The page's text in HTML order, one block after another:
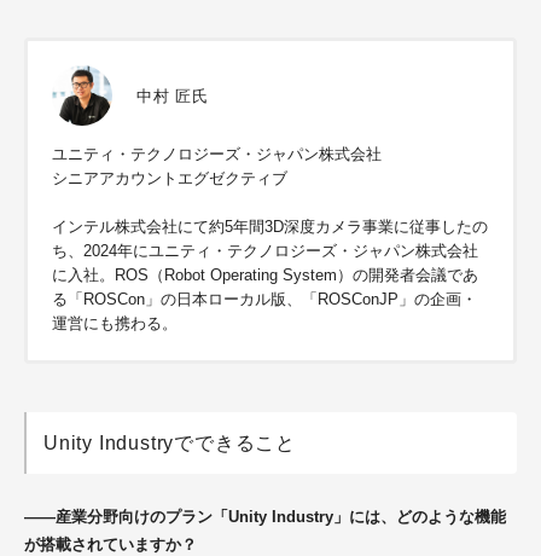
中村 匠氏
ユニティ・テクノロジーズ・ジャパン株式会社
シニアアカウントエグゼクティブ
インテル株式会社にて約5年間3D深度カメラ事業に従事したの
ち、2024年にユニティ・テクノロジーズ・ジャパン株式会社
に入社。ROS（Robot Operating System）の開発者会議であ
る「ROSCon」の日本ローカル版、「ROSConJP」の企画・
運営にも携わる。
Unity Industryでできること
――産業分野向けのプラン「Unity Industry」には、どのような機能
が搭載されていますか？